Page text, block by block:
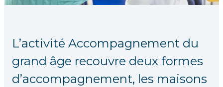
L’activité Accompagnement du
grand âge recouvre deux formes
d’accompagnement, les maisons